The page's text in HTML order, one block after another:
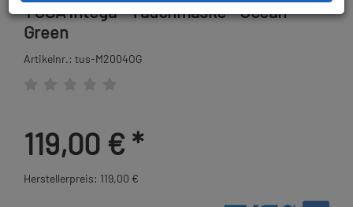
TUSA Intega - Tauchmaske - Ocean
Green
Artikelnr.: tus-M2004OG
119,00 € *
Herstellerpreis: 119,00 €